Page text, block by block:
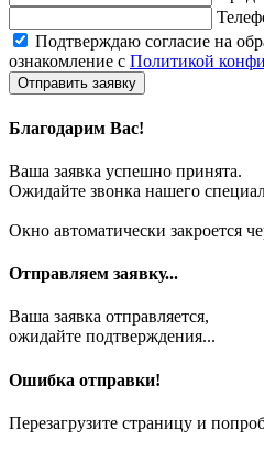
Подтверждаю согласие на
ознакомление с Политикой
Отправить заявку
Благодарим Вас!
Ваша заявка успешно принята.
Ожидайте звонка нашего
Окно автоматически закроется
Отправляем заявку...
Ваша заявка отправляется,
ожидайте подтверждения...
Ошибка отправки!
Перезагрузите страницу и